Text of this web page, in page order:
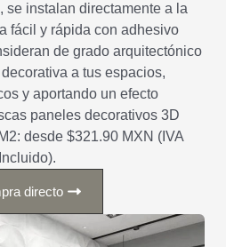
se instalan directamente a la
fácil y rápida con adhesivo
de grado arquitectónico
a tus espacios,
y aportando un efecto
paneles decorativos 3D
desde $321.90 MXN (IVA
Incluido).
directo